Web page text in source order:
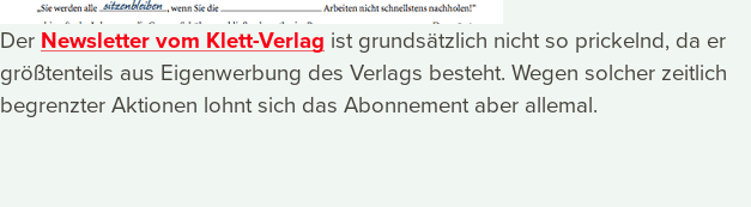
Der Newsletter vom Klett-Verlag ist grundsätzlich nicht so prickelnd, da er
größtenteils aus Eigenwerbung des Verlags besteht. Wegen solcher zeitlich
begrenzter Aktionen lohnt sich das Abonnement aber allemal.